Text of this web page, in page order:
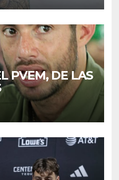
PVEM, DE LAS